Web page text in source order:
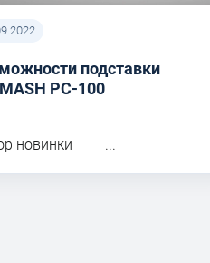
подставки
PC-100
новинки ...